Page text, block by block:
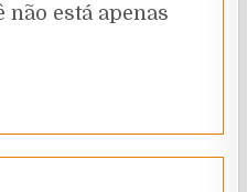
está apenas